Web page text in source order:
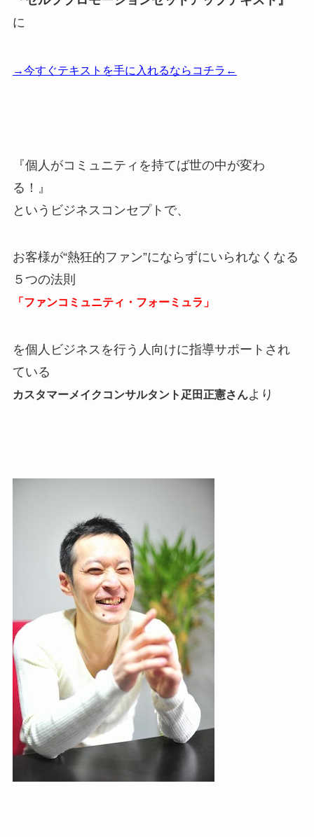
に
→今すぐテキストを手に入れるならコチラ←
『個人がコミュニティを持てば世の中が変わ
る！』
というビジネスコンセプトで、
お客様が“熱狂的ファン”にならずにいられなくなる
５つの法則
「ファンコミュニティ・フォーミュラ」
を個人ビジネスを行う人向けに指導サポートされ
ている
カスタマーメイクコンサルタント疋田正憲さんより